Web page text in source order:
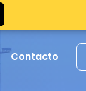
Contacto